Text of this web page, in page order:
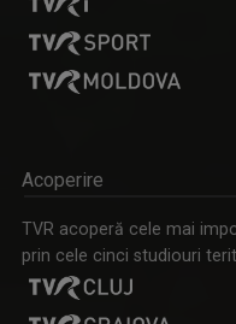
Acoperire
TVR acoperă cele mai
prin cele cinci studiouri